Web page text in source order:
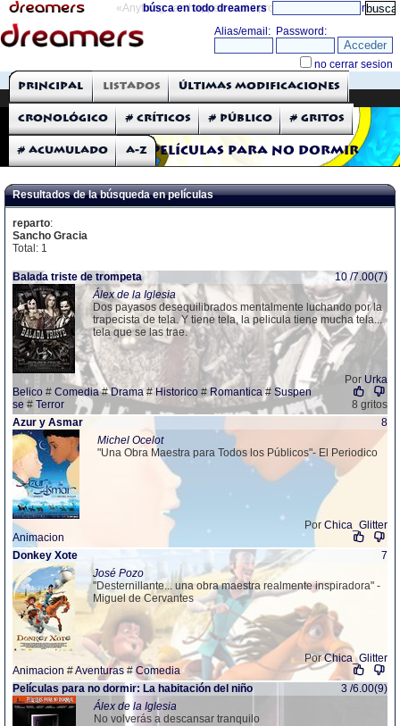
«Anything can happen and it probably will» directorio
búsca en todo dreamers
THE DREAMERS
Críticas: Películas
Películas para no dormir
Principal Listados Últimas modificaciones
Cronológico # Críticos # Público # Gritos
# Acumulado A-Z
Resultados de la búsqueda en películas
reparto:
Sancho Gracia
Total: 1
Balada triste de trompeta
10 /7.00(7)
Álex de la Iglesia
Dos payasos desequilibrados mentalmente luchando por la
trapecista de tela. Y tiene tela, la pelicula tiene mucha tela...
tela que se las trae.
Por Urka
Belico # Comedia#Drama# Historico # Romantica# Suspen
se # Terror
8 gritos
Azur y Asmar
8
Michel Ocelot
"Una Obra Maestra para Todos los Públicos"- El Periodico
Por Chica_Glitter
Animacion
Donkey Xote
7
José Pozo
"Desternillante... una obra maestra realmente inspiradora" -
Miguel de Cervantes
PorChica_Glitter
Animacion #Aventuras # Comedia
Películas para no dormir: La habitación del niño
3 /6.00(9)
Álex de la Iglesia
No volverás a descansar tranquilo